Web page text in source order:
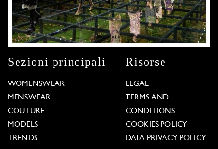
Sezioni principali
WOMENSWEAR
MENSWEAR
COUTURE
MODELS
TRENDS
Risorse
LEGAL
TERMS AND
CONDITIONS
COOKIES POLICY
DATA PRIVACY POLICY